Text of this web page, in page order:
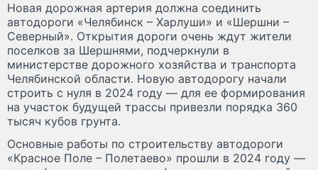
Новая дорожная артерия должна соединить
автодороги «Челябинск – Харлуши» и «Шершни –
Северный». Открытия дороги очень ждут жители
поселков за Шершнями, подчеркнули в
министерстве дорожного хозяйства и транспорта
Челябинской области. Новую автодорогу начали
строить с нуля в 2024 году — для ее формирования
на участок будущей трассы привезли порядка 360
тысяч кубов грунта.
Основные работы по строительству автодороги
«Красное Поле – Полетаево» прошли в 2024 году —